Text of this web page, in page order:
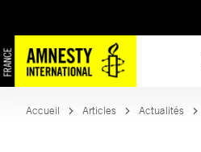
au
contenu
Accueil Articles Actualités